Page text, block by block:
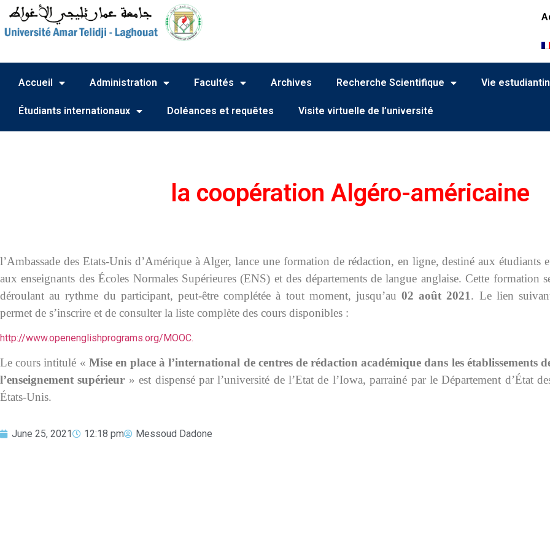
Accueil Administration Facultés Archives Recherche Scientifique Vie
Étudiants internationaux Doléances et requêtes Visite virtuelle de l’université
la coopération Algéro-américaine
l’Ambassade des Etats-Unis d’Amérique à Alger, lance une formation de rédaction, en ligne, destiné aux étudiants
aux enseignants des Écoles Normales Supérieures (ENS) et des départements de langue anglaise. Cette formation
déroulant au rythme du participant, peut-être complétée à tout moment, jusqu’au 02 août 2021. Le lien
permet de s’inscrire et de consulter la liste complète des cours disponibles :
http://www.openenglishprograms.org/MOOC.
Le cours intitulé « Mise en place à l’international de centres de rédaction académique dans les établissements
l’enseignement supérieur » est dispensé par l’université de l’Etat de l’Iowa,parrainé par le Département d’État
États-Unis.
June 25, 2021 12:18 pm Messoud Dadone